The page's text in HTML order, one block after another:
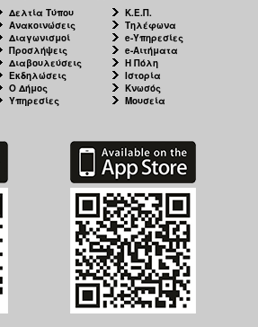
Δελτία Τύπου
Ανακοινώσεις
Διαγωνισμοί
Προσλήψεις
Διαβουλεύσεις
Εκδηλώσεις
Ο Δήμος
Υπηρεσίες
Κ.Ε.Π.
Τηλέφωνα
e-Υπηρεσίες
e-Αιτήματα
Η Πόλη
Ιστορία
Κνωσός
Μουσεία